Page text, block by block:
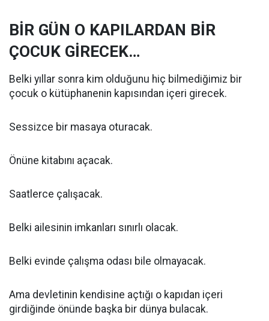
BİR GÜN O KAPILARDAN BİR
ÇOCUK GİRECEK…
Belki yıllar sonra kim olduğunu hiç bilmediğimiz bir
çocuk o kütüphanenin kapısından içeri girecek.
Sessizce bir masaya oturacak.
Önüne kitabını açacak.
Saatlerce çalışacak.
Belki ailesinin imkanları sınırlı olacak.
Belki evinde çalışma odası bile olmayacak.
Ama devletinin kendisine açtığı o kapıdan içeri
girdiğinde önünde başka bir dünya bulacak.